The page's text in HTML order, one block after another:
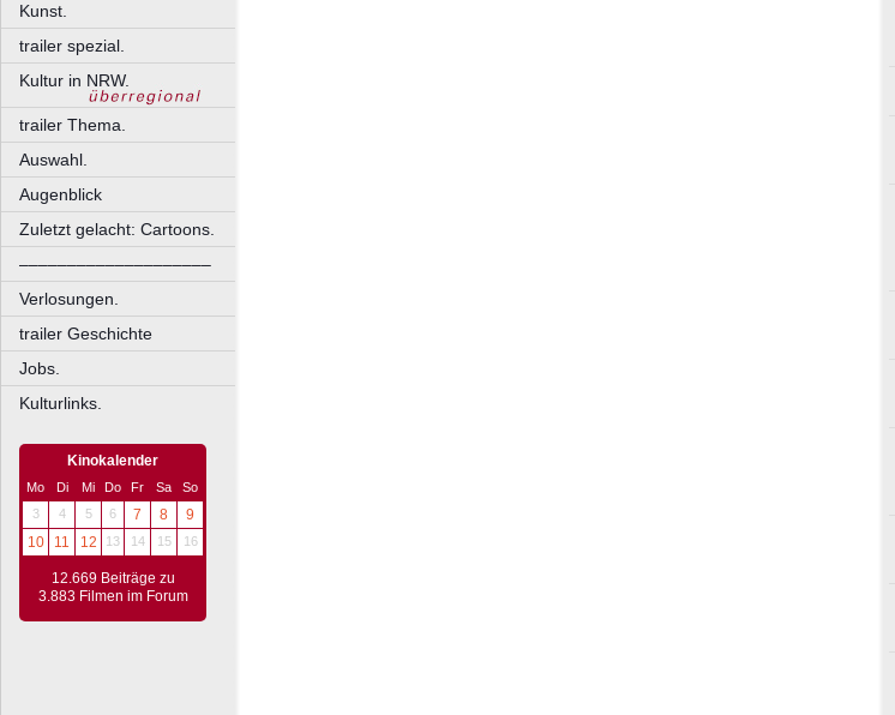
Kunst.
trailer spezial.
Kultur in NRW.
trailer Thema.
Auswahl.
Augenblick
Zuletzt gelacht: Cartoons.
––––––––––––––––––––
Verlosungen.
trailer Geschichte
Jobs.
Kulturlinks.
Kinokalender
Mo Di Mi Do Fr Sa
So
3
4 5 6 7 8
9
10
11 12 13 14 15 16
12.669 Beiträge zu
3.883 Filmen im Forum